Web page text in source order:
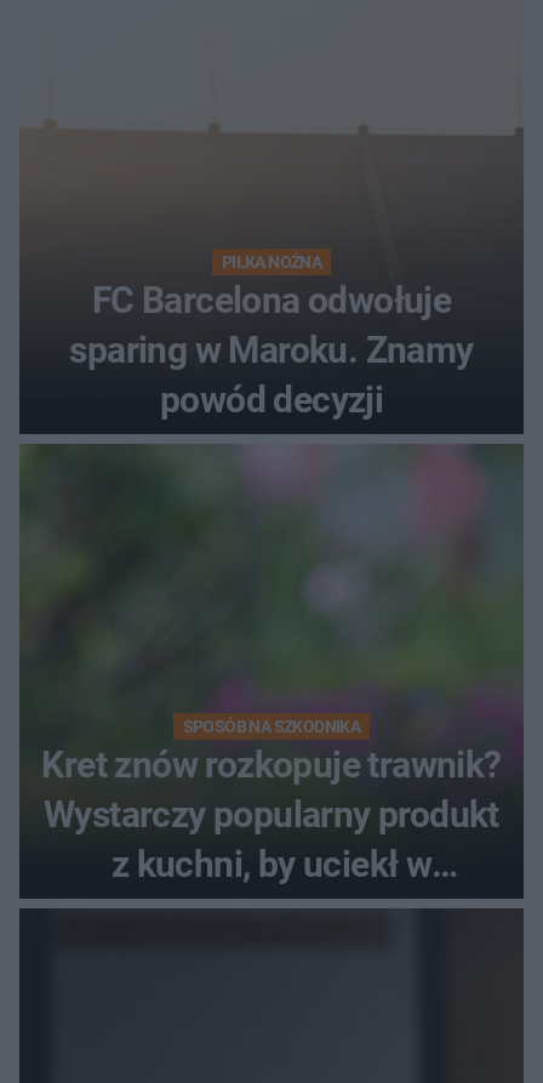
PIŁKA NOŻNA
FC Barcelona odwołuje
sparing w Maroku. Znamy
powód decyzji
SPOSÓB NA SZKODNIKA
Kret znów rozkopuje trawnik?
Wystarczy popularny produkt
z kuchni, by uciekł w
popłochu